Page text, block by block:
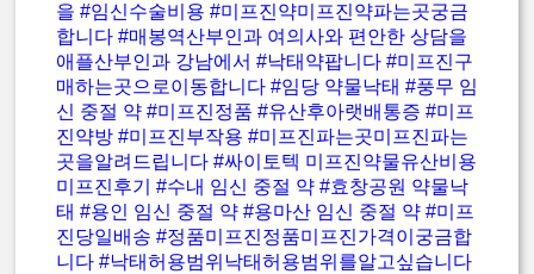
을 #임신수술비용 #미프진약미프진약파는곳궁금
합니다 #매봉역산부인과 여의사와 편안한 상담을
애플산부인과 강남에서 #낙태약팝니다 #미프진구
매하는곳으로이동합니다 #임당 약물낙태 #풍무 임
신 중절 약 #미프진정품 #유산후아랫배통증 #미프
진약방 #미프진부작용 #미프진파는곳미프진파는
곳을알려드립니다 #싸이토텍 미프진약물유산비용
미프진후기 #수내 임신 중절 약 #효창공원 약물낙
태 #용인 임신 중절 약 #용마산 임신 중절 약 #미프
진당일배송 #정품미프진정품미프진가격이궁금합
니다 #낙태허용범위낙태허용범위를알고싶습니다